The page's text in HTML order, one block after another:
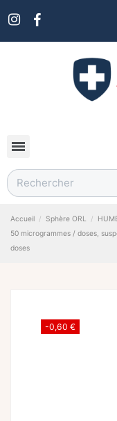
Accueil Sphère ORL
50 microgrammes / doses,
doses
-0,60 €